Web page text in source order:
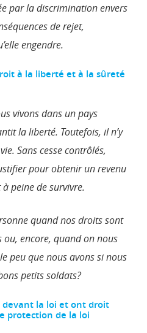
par la discrimination envers
de rejet,
engendre.
à la liberté et à la sûreté
vivons dans un pays
la liberté. Toutefois, il n’y
Sans cesse contrôlés,
pour obtenir un revenu
peine de survivre.
quand nos droits sont
encore, quand on nous
peu que nous avons si nous
petits soldats?
devant la loi et ont droit
protection de la loi